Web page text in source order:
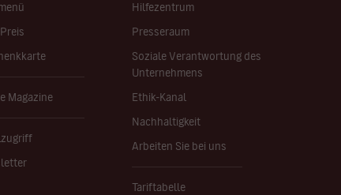
Magazine
Hilfezentrum
Presseraum
Soziale Verantwortung des
Unternehmens
Ethik-Kanal
Nachhaltigkeit
Arbeiten Sie bei uns
Tariftabelle